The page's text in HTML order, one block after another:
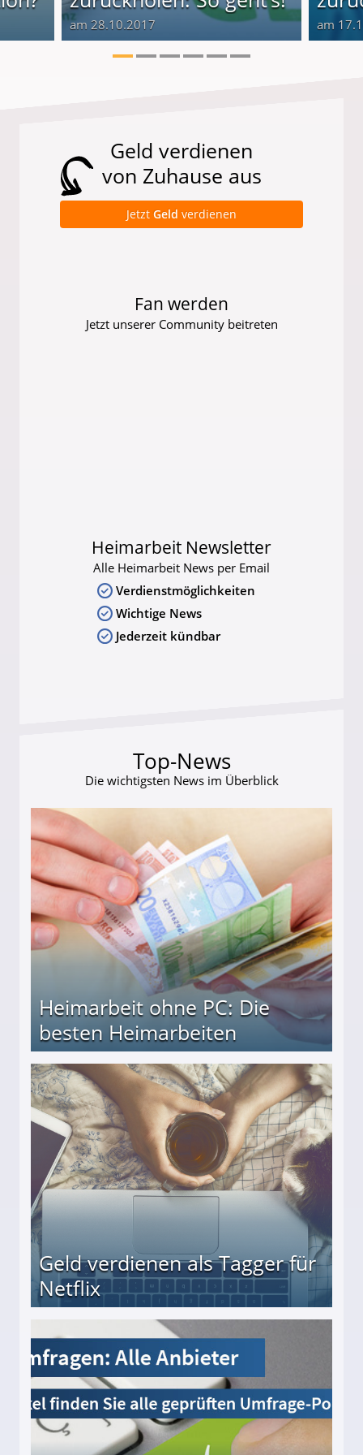
am 28.10.2017 am
Geld verdienen
von Zuhause aus
Jetzt Geld verdienen
Fan werden
Jetzt unserer Community beitreten
Heimarbeit Newsletter
Alle Heimarbeit News per Email
Verdienstmöglichkeiten
Wichtige News
Jederzeit kündbar
Top-News
Die wichtigsten News im Überblick
Heimarbeit ohne PC: Die
besten Heimarbeiten
Geld verdienen als Tagger für
Netflix